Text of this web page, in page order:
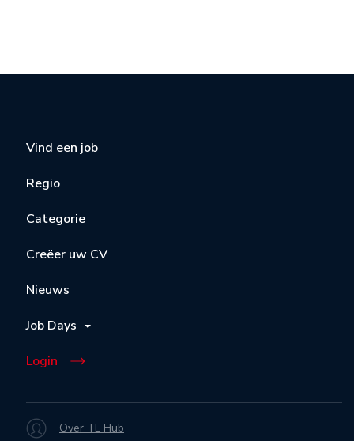
Vind een job
Regio
Categorie
Creëer uw CV
Nieuws
Job Days
Login
Over TL Hub